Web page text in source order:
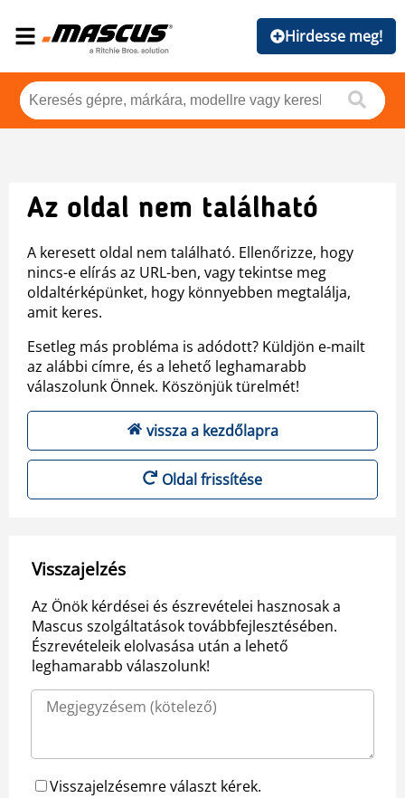
Hirdesse meg!
Az oldal nem található
A keresett oldal nem található. Ellenőrizze, hogy
nincs-e elírás az URL-ben, vagy tekintse meg
oldaltérképünket, hogy könnyebben megtalálja,
amit keres.
Esetleg más probléma is adódott? Küldjön e-mailt
az alábbi címre, és a lehető leghamarabb
válaszolunk Önnek. Köszönjük türelmét!
vissza a kezdőlapra
Oldal frissítése
Visszajelzés
Az Önök kérdései és észrevételei hasznosak a
Mascus szolgáltatások továbbfejlesztésében.
Észrevételeik elolvasása után a lehető
leghamarabb válaszolunk!
Visszajelzésemre választ kérek.